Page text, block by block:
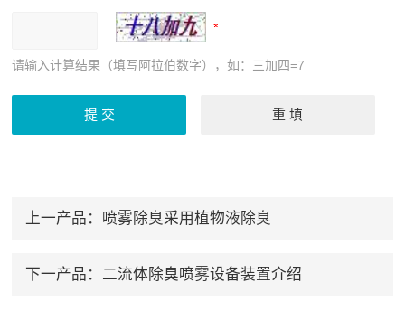
请输入计算结果（填写阿拉伯数字），如：三加四=7
上一产品： 喷雾除臭采用植物液除臭
下一产品： 二流体除臭喷雾设备装置介绍